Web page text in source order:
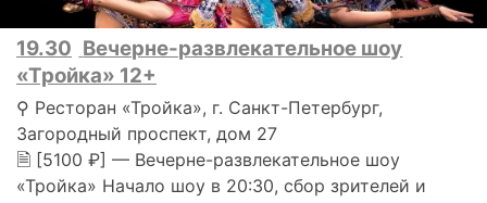
19.30 Вечерне-развлекательное шоу
«Тройка» 12+
⚲ Ресторан «Тройка», г. Санкт-Петербург,
Загородный проспект, дом 27
🗎 [5100 ₽] — Вечерне-развлекательное шоу
«Тройка» Начало шоу в 20:30, сбор зрителей и